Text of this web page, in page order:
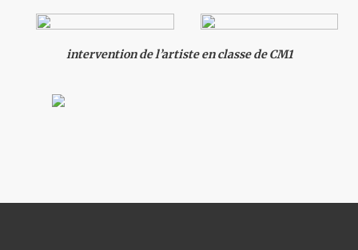
intervention de l’artiste en classe de CM1